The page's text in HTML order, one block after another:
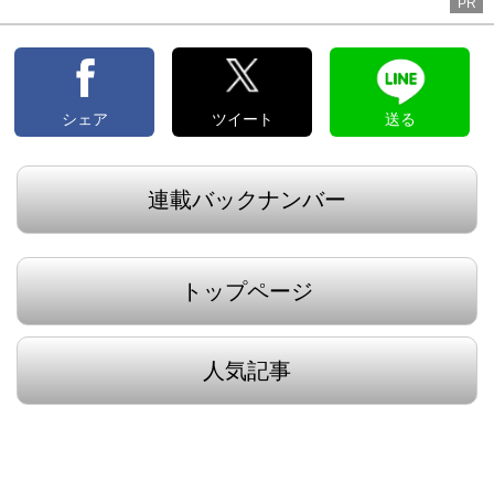
シェア ツイート 送る
連載バックナンバー
トップページ
人気記事